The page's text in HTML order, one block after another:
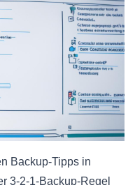
Backup-Tipps in
3-2-1-Backup-Regel